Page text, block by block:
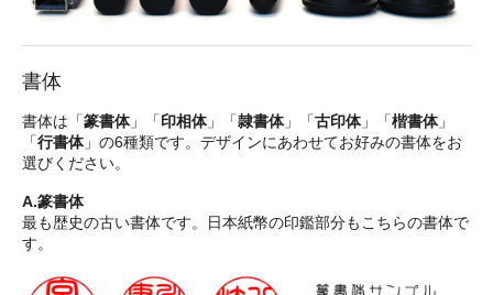
書体
書体は「篆書体」「印相体」「隷書体」「古印体」「楷書体」
「行書体」の6種類です。デザインにあわせてお好みの書体をお
選びください。
A.篆書体
最も歴史の古い書体です。日本紙幣の印鑑部分もこちらの書体で
す。